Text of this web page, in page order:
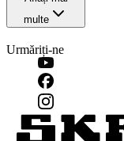
multe
Urmăriți-ne